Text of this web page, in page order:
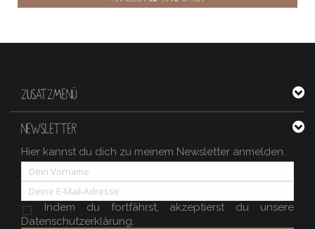
ZUSATZMENÜ
NEWSLETTER
Hier kannst du dich zu meinem Newsletter anmelden.
Indem du fortfährst, akzeptierst du unsere
Datenschutzerklärung.